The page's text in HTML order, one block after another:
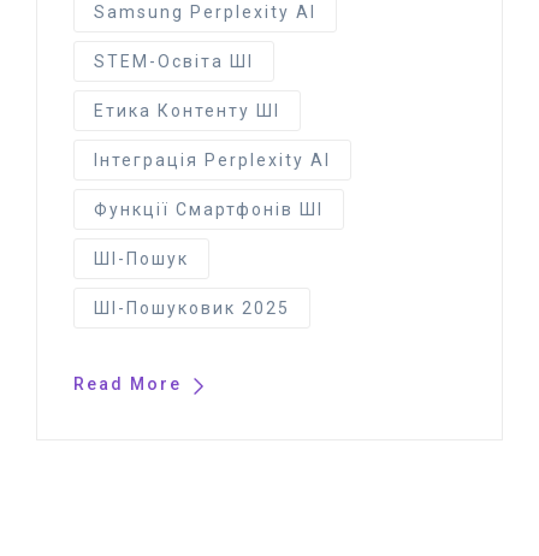
Samsung Perplexity AI
STEM-Освіта ШІ
Етика Контенту ШІ
Інтеграція Perplexity AI
Функції Смартфонів ШІ
ШІ-Пошук
ШІ-Пошуковик 2025
Read More